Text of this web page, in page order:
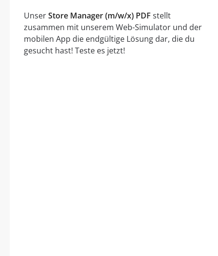
UnserStore Manager (m/w/x) PDF stellt
zusammen mit unserem Web-Simulator und der
mobilen App die endgültige Lösung dar, die du
gesucht hast! Teste es jetzt!